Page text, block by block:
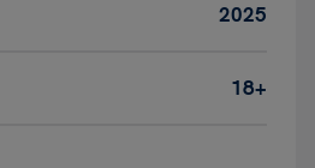
2025
18+